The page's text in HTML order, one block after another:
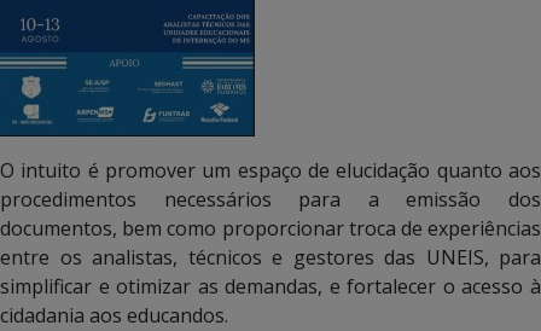
O intuito é promover um espaço de elucidação quanto aos
procedimentos necessários para a emissão dos
documentos, bem como proporcionar troca de experiências
entre os analistas, técnicos e gestores das UNEIS, para
simplificar e otimizar as demandas, e fortalecer o acesso à
cidadania aos educandos.